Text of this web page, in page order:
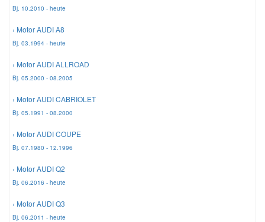
Bj. 10.2010 - heute
› Motor AUDI A8
Bj. 03.1994 - heute
› Motor AUDI ALLROAD
Bj. 05.2000 - 08.2005
› Motor AUDI CABRIOLET
Bj. 05.1991 - 08.2000
› Motor AUDI COUPE
Bj. 07.1980 - 12.1996
› Motor AUDI Q2
Bj. 06.2016 - heute
› Motor AUDI Q3
Bj. 06.2011 - heute